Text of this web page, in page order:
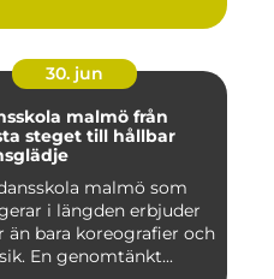
30. jun
malmö från
steget till hållbar
malmö som
i längden erbjuder
än bara koreografier och
En genomtänkt...